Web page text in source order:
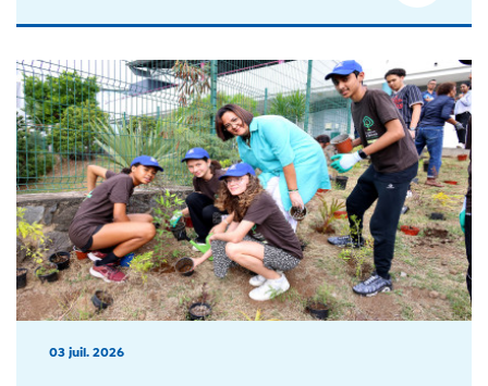
03 juil. 2026